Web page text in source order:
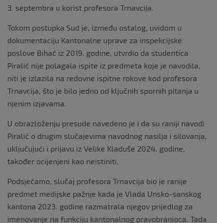
3. septembra u korist profesora Trnavcija.
Tokom postupka Sud je, između ostalog, uvidom u
dokumentaciju Kantonalne uprave za inspekcijske
poslove Bihać iz 2019. godine, utvrdio da studentica
Piralić nije polagala ispite iz predmeta koje je navodila,
niti je izlazila na redovne ispitne rokove kod profesora
Trnavcija, što je bilo jedno od ključnih spornih pitanja u
njenim izjavama.
U obrazloženju presude navedeno je i da su raniji navodi
Piralić o drugim slučajevima navodnog nasilja i silovanja,
uključujući i prijavu iz Velike Kladuše 2024. godine,
također ocijenjeni kao neistiniti.
Podsjećamo, slučaj profesora Trnavcija bio je ranije
predmet medijske pažnje kada je Vlada Unsko-sanskog
kantona 2023. godine razmatrala njegov prijedlog za
imenovanje na funkciju kantonalnog pravobranioca. Tada